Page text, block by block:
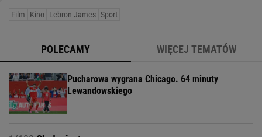
Film Kino Lebron James Sport
POLECAMY WIĘCEJ TEMATÓW
Pucharowa wygrana Chicago. 64 minuty
Lewandowskiego